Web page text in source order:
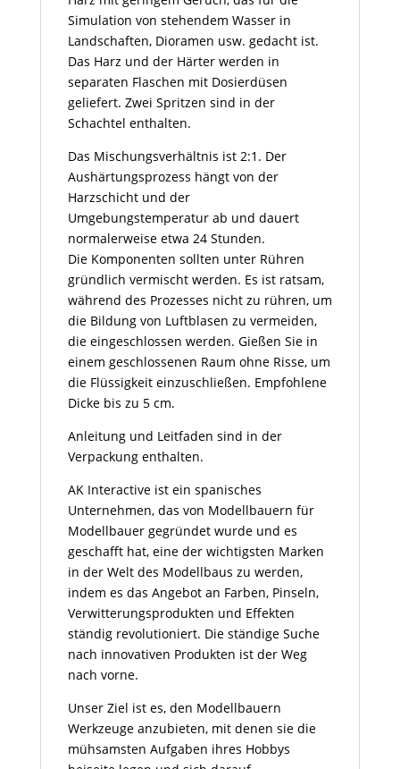
Simulation von stehendem Wasser in
Landschaften, Dioramen usw. gedacht ist.
Das Harz und der Härter werden in
separaten Flaschen mit Dosierdüsen
geliefert. Zwei Spritzen sind in der
Schachtel enthalten.
Das Mischungsverhältnis ist 2:1. Der
Aushärtungsprozess hängt von der
Harzschicht und der
Umgebungstemperatur ab und dauert
normalerweise etwa 24 Stunden.
Die Komponenten sollten unter Rühren
gründlich vermischt werden. Es ist ratsam,
während des Prozesses nicht zu rühren, um
die Bildung von Luftblasen zu vermeiden,
die eingeschlossen werden. Gießen Sie in
einem geschlossenen Raum ohne Risse, um
die Flüssigkeit einzuschließen. Empfohlene
Dicke bis zu 5 cm.
Anleitung und Leitfaden sind in der
Verpackung enthalten.
AK Interactive ist ein spanisches
Unternehmen, das von Modellbauern für
Modellbauer gegründet wurde und es
geschafft hat, eine der wichtigsten Marken
in der Welt des Modellbaus zu werden,
indem es das Angebot an Farben, Pinseln,
Verwitterungsprodukten und Effekten
ständig revolutioniert. Die ständige Suche
nach innovativen Produkten ist der Weg
nach vorne.
Unser Ziel ist es, den Modellbauern
Werkzeuge anzubieten, mit denen sie die
mühsamsten Aufgaben ihres Hobbys